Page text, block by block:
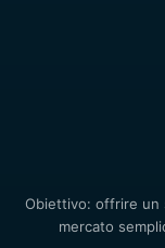
Obiettivo: offrire un
mercato